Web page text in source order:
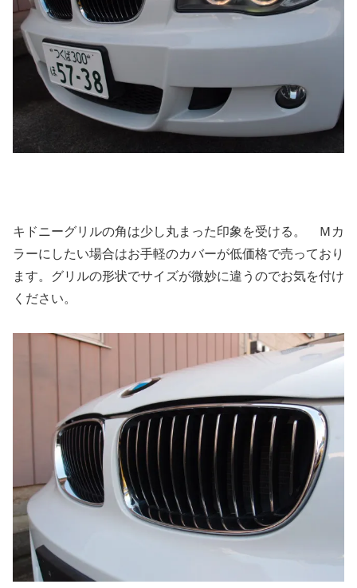
キドニーグリルの角は少し丸まった印象を受ける。 Ｍカ
ラーにしたい場合はお手軽のカバーが低価格で売っており
ます。グリルの形状でサイズが微妙に違うのでお気を付け
ください。